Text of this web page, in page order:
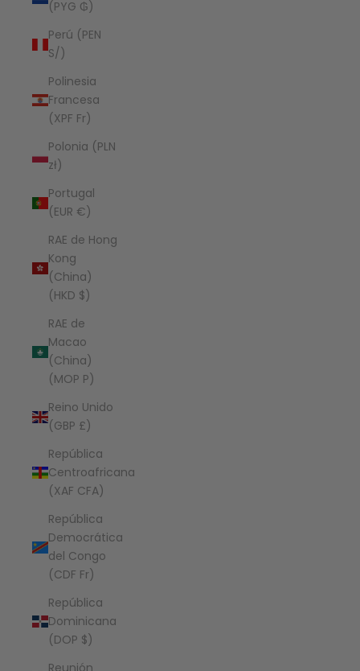
(PYG ₲)
Perú (PEN
S/)
Polinesia
Francesa
(XPF Fr)
Polonia (PLN
zł)
Portugal
(EUR €)
RAE de Hong
Kong
(China)
(HKD $)
RAE de
Macao
(China)
(MOP P)
Reino Unido
(GBP £)
República
Centroafricana
(XAF CFA)
República
Democrática
del Congo
(CDF Fr)
República
Dominicana
(DOP $)
Reunión